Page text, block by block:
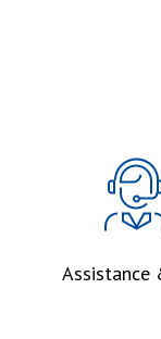
Assistance